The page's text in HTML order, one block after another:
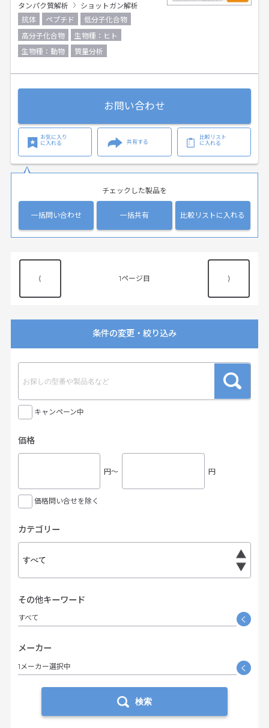
タンパク質解析
ショットガン解析
抗体
ペプチド
低分子化合物
高分子化合物
生物種：ヒト
生物種：動物
質量分析
お問い合わせ
お気に入り
に入れる
共有する
比較リスト
に入れる
チェックした製品を
一括問い合わせ 一括共有 比較リストに入れる
⟨ 1 ⟩
条件の変更・絞り込み
キャンペーン中
価格
円〜 円
価格問い合せを除く
カテゴリー
その他キーワード
すべて く
メーカー
1メーカー選択中 く
検索